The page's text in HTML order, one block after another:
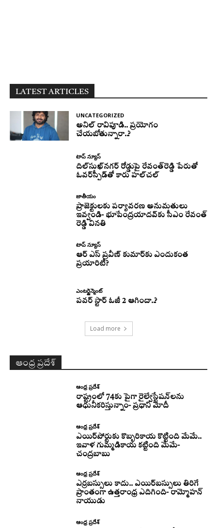
LATEST ARTICLES
UNCATEGORIZED
అనిల్ రావిపూడి.. ప్రయోగం
చేయబోతున్నారా..?
టాప్ న్యూస్
దిల్‌సుఖ్‌నగర్‌ రోడ్డుపై రేవంత్‌రెడ్డి పేరుతో
ఓవర్‌స్పీడ్‌తో కారు హల్‌చల్‌
జాతీయం
ప్రాజెక్టులకు పర్యావరణ అనుమతులు
ఇవ్వండి- భూపేంద్రయాదవ్‌కు సీఎం రేవంత్‌
రెడ్డి వినతి
టాప్ న్యూస్
ఆర్ ఎస్ ప్రవీణ్ కుమార్‌కు ఎందుకంత
ప్రయారిటీ?
ఎంటర్టైన్మెంట్
పవర్ స్టార్ ఓజీ 2 ఆగిందా..?
Load more
ఆంధ్ర ప్రదేశ్
ఆంధ్ర ప్రదేశ్
రాష్ట్రంలో 74కు పైగా రైల్వేస్టేషన్‌లను
ఆధునీకరిస్తున్నాం- ప్రధాని మోదీ
ఆంధ్ర ప్రదేశ్
ఎయిర్‌పోర్టుకు కొబ్బరికాయ కొట్టింది మేమే..
ఇవాళ గుమ్మడికాయ కట్టింది మేమే-
చంద్రబాబు
ఆంధ్ర ప్రదేశ్
ఎర్రబస్సులు కాదు.. ఎయిర్‌బస్సులు తిరిగే
ప్రాంతంగా ఉత్తరాంధ్ర ఎదిగింది- రామ్మోహన్
నాయుడు
ఆంధ్ర ప్రదేశ్